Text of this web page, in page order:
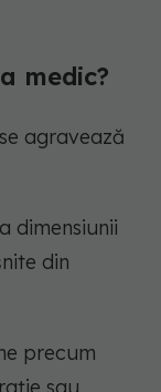
medic?
agravează
dimensiunii
din
precum